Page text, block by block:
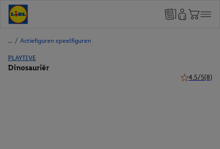
/ Actiefiguren speelfiguren
PLAYTIVE
Dinosauriër
4.5/5(8)